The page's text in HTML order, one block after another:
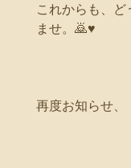
これからも、
ませ。🙇♥️
再度お知らせ、